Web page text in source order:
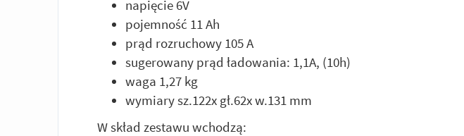
napięcie 6V
pojemność 11 Ah
prąd rozruchowy 105 A
sugerowany prąd ładowania: 1,1A, (10h)
waga 1,27 kg
wymiary sz.122x gł.62x w.131 mm
W skład zestawu wchodzą: